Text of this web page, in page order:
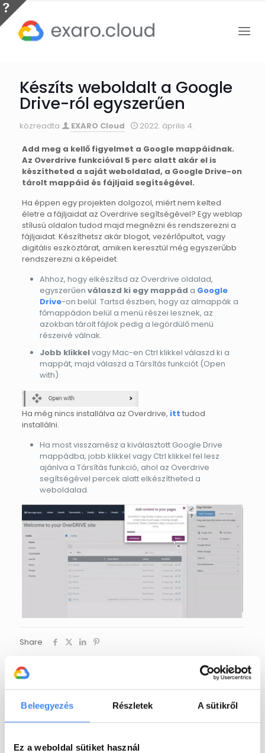
Beleegyezés Részletek A sütikről
Ez a weboldal sütiket használ
Készíts weboldalt a Google
Drive-ról egyszerűen
közreadta EXARO Cloud 2022. április 4.
Add meg a kellő figyelmet a Google mappáidnak.
Az Overdrive funkcióval 5 perc alatt akár el is
készítheted a saját weboldalad, a Google Drive-on
tárolt mappáid és fájljaid segítségével.
Ha éppen egy projekten dolgozol, miért nem kelted
életre a fájljaidat az Overdrive segítségével? Egy weblap
stílusú oldalon tudod majd megnézni és rendszerezni a
fájljaidat. Készíthetsz akár blogot, vezérlőpultot, vagy
digitális eszköztárat, amiken keresztül még egyszerűbb
rendszerezni a képeidet.
Ahhoz, hogy elkészítsd az Overdrive oldalad,
egyszerűen válaszd ki egy mappád a Google
Drive-on belül. Tartsd észben, hogy az almappák a
főmappádon belül a menü részei lesznek, az
azokban tárolt fájlok pedig a legördülő menü
részeivé válnak.
Jobb klikkelvagy Mac-en Ctrl klikkel válaszd ki a
mappát, majd válaszd a Társítás funkciót (Open
with)
Ha még nincs installálva az Overdrive, itt tudod
installálni.
Ha most visszamész a kiválasztott Google Drive
mappádba, jobb klikkel vagy Ctrl klikkel fel lesz
ajánlva a Társítás funkció, ahol az Overdrive
segítségével percek alatt elkészítheted a
weboldalad.
Share
Az EXARO Cloud egyike annak a
néhány magyar IT-cégnek, amelyek
hivatalosGoogle Cloud Partner
Google engedélyével Google